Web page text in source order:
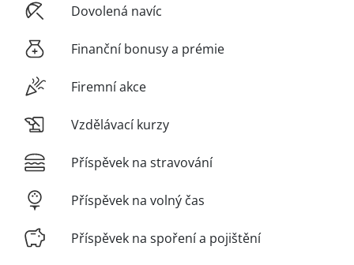
Dovolená navíc
Finanční bonusy a prémie
Firemní akce
Vzdělávací kurzy
Příspěvek na stravování
Příspěvek na volný čas
Příspěvek na spoření a pojištění